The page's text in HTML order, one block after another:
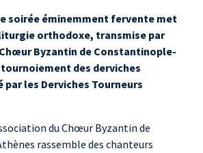
chant
Loukas Prokopiou,
chant
Efstaratios
Les derviches
tourneurs d’Istanbul
soirée éminemment fervente met
orthodoxe, transmise par
Byzantin de Constantinople-
des derviches
par les Derviches Tourneurs
du Chœur Byzantin de
rassemble des chanteurs